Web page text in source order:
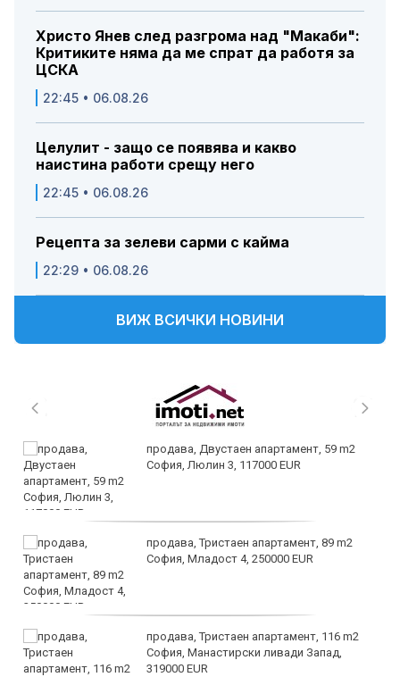
Христо Янев след разгрома над "Макаби":
Критиките няма да ме спрат да работя за
ЦСКА
22:45 • 06.08.26
Целулит - защо се появява и какво
наистина работи срещу него
22:45 • 06.08.26
Рецепта за зелеви сарми с кайма
22:29 • 06.08.26
ВИЖ ВСИЧКИ НОВИНИ
продава, Двустаен апартамент, 59 m2
София, Люлин 3, 117000 EUR
продава, Тристаен апартамент, 89 m2
София, Младост 4, 250000 EUR
продава, Тристаен апартамент, 116 m2
София, Манастирски ливади Запад,
319000 EUR